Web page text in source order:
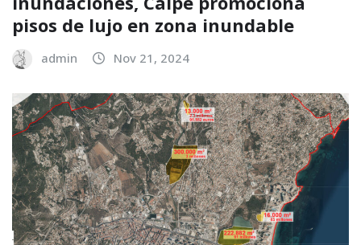
pisos de lujo en zona inundable
admin Nov 21, 2024